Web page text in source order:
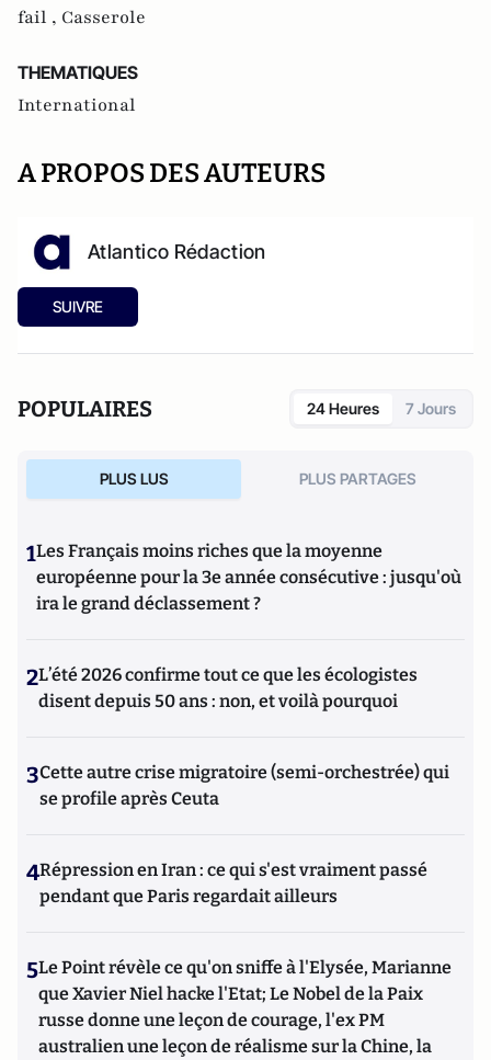
fail , Casserole
THEMATIQUES
International
A PROPOS DES AUTEURS
Atlantico Rédaction
SUIVRE
POPULAIRES 24 Heures 7 Jours
PLUS LUS PLUS PARTAGES
1Les Français moins riches que la moyenne
européenne pour la 3e année consécutive : jusqu'où
ira le grand déclassement ?
2L’été 2026 confirme tout ce que les écologistes
disent depuis 50 ans : non, et voilà pourquoi
3Cette autre crise migratoire (semi-orchestrée) qui
se profile après Ceuta
4Répression en Iran : ce qui s'est vraiment passé
pendant que Paris regardait ailleurs
5Le Point révèle ce qu'on sniffe à l'Elysée, Marianne
que Xavier Niel hacke l'Etat; Le Nobel de la Paix
russe donne une leçon de courage, l'ex PM
australien une leçon de réalisme sur la Chine, la